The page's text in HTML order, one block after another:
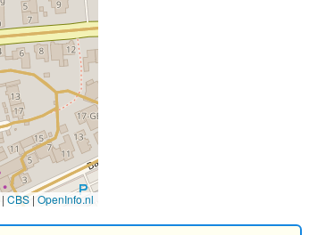
| CBS| OpenInfo.nl